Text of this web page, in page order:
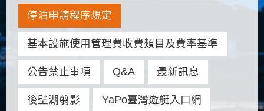
停泊申請程序規定
基本設施使用管理費收費類目及費率基準
公告禁止事項 Q&A 最新訊息
後壁湖翦影 YaPo臺灣遊艇入口網